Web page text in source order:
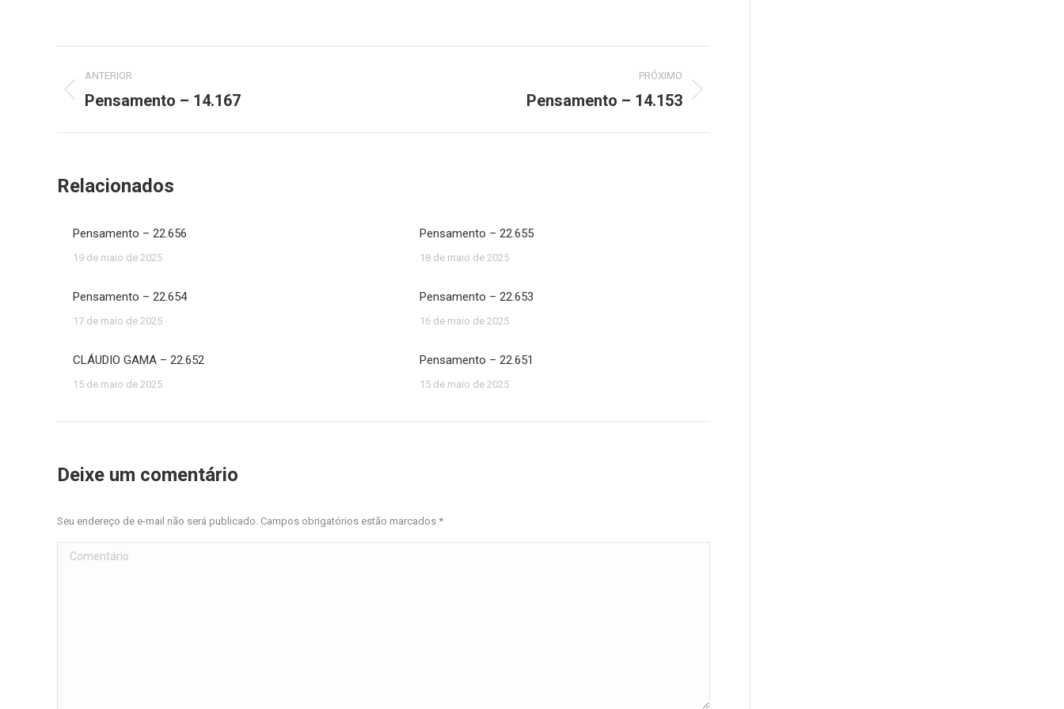
de
post:
ANTERIOR
Post
Pensamento – 14.167
PRÓXIMO
Pensamento – 14.153
Relacionados
Pensamento – 22.656
19 de maio de 2025
Pensamento – 22.655
18 de maio de 2025
Pensamento – 22.654
17 de maio de 2025
Pensamento – 22.653
16 de maio de 2025
CLÁUDIO GAMA – 22.652
15 de maio de 2025
Pensamento – 22.651
15 de maio de 2025
Deixe um comentário
Seu endereço de e-mail não será publicado. Campos obrigatórios estão marcados *
Comentário